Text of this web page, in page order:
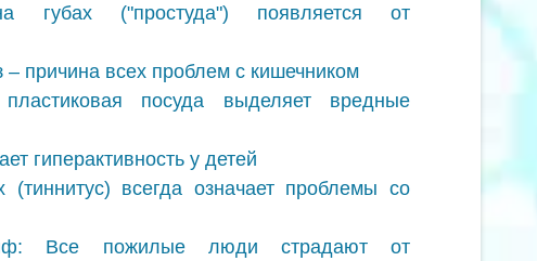
("простуда") появляется от
причина всех проблем с кишечником
посуда выделяет вредные
гиперактивность у детей
всегда означает проблемы со
Все пожилые люди страдают от